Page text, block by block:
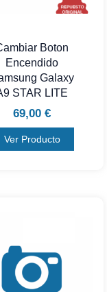
Boton
Encendido
Galaxy
STAR LITE
69,00 €
Ver Producto